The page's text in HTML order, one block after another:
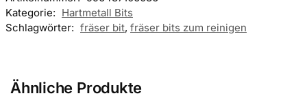
Kategorie: Hartmetall Bits
Schlagwörter: fräser bit, fräser bits zum reinigen
Ähnliche Produkte